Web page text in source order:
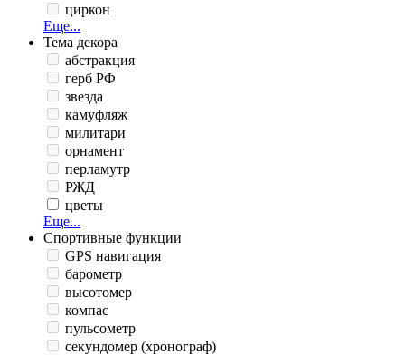
циркон
Еще...
Тема декора
абстракция
герб РФ
звезда
камуфляж
милитари
орнамент
перламутр
РЖД
цветы
Еще...
Спортивные функции
GPS навигация
барометр
высотомер
компас
пульсометр
секундомер (хронограф)